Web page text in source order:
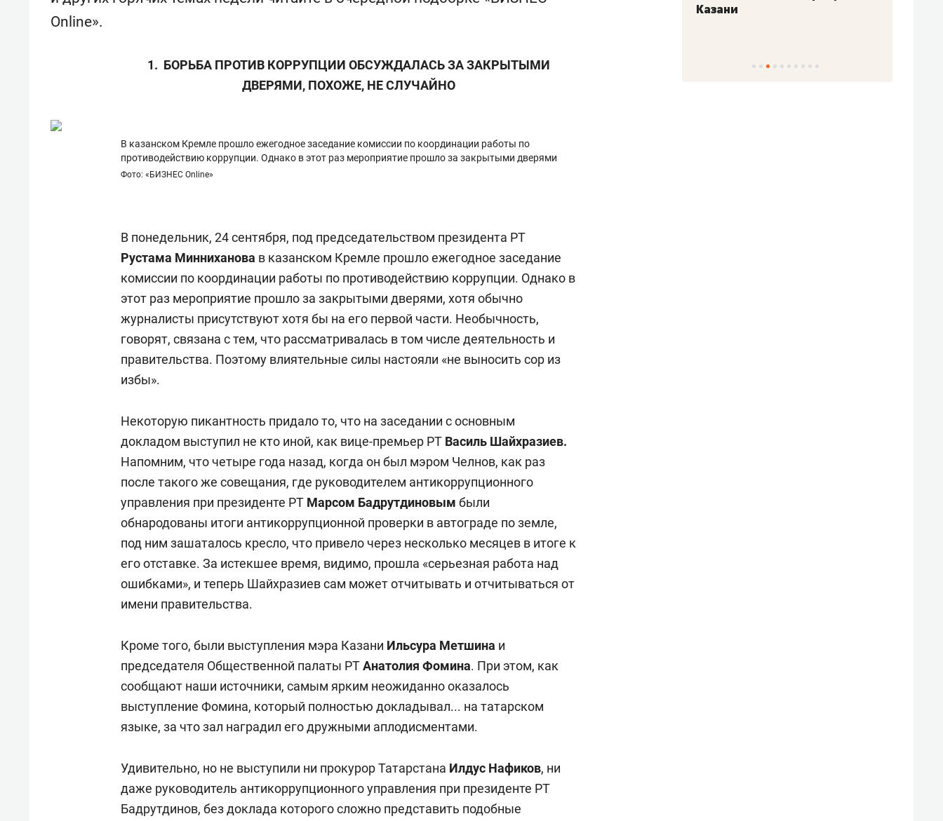
Online».
1. БОРЬБА ПРОТИВ КОРРУПЦИИ ОБСУЖДАЛАСЬ ЗА ЗАКРЫТЫМИ
ДВЕРЯМИ, ПОХОЖЕ, НЕ СЛУЧАЙНО
В казанском Кремле прошло ежегодное заседание комиссии по координации работы по
противодействию коррупции. Однако в этот раз мероприятие прошло за закрытыми дверями
Фото: «БИЗНЕС Online»
В понедельник, 24 сентября, под председательством президента РТ
Рустама Минниханова в казанском Кремле прошло ежегодное заседание
комиссии по координации работы по противодействию коррупции. Однако в
этот раз мероприятие прошло за закрытыми дверями, хотя обычно
журналисты присутствуют хотя бы на его первой части. Необычность,
говорят, связана с тем, что рассматривалась в том числе деятельность и
правительства. Поэтому влиятельные силы настояли «не выносить сор из
избы».
Некоторую пикантность придало то, что на заседании с основным
докладом выступил не кто иной, как вице-премьер РТ Василь Шайхразиев.
Напомним, что четыре года назад, когда он был мэром Челнов, как раз
после такого же совещания, где руководителем антикоррупционного
управления при президенте РТ Марсом Бадрутдиновым были
обнародованы итоги антикоррупционной проверки в автограде по земле,
под ним зашаталось кресло, что привело через несколько месяцев в итоге к
его отставке. За истекшее время, видимо, прошла «серьезная работа над
ошибками», и теперь Шайхразиев сам может отчитывать и отчитываться от
имени правительства.
Кроме того, были выступления мэра Казани Ильсура Метшина и
председателя Общественной палаты РТАнатолия Фомина. При этом, как
сообщают наши источники, самым ярким неожиданно оказалось
выступление Фомина, который полностью докладывал... на татарском
языке, за что зал наградил его дружными аплодисментами.
Удивительно, но не выступили ни прокурор Татарстана Илдус Нафиков, ни
даже руководитель антикоррупционного управления при президенте РТ
Бадрутдинов, без доклада которого сложно представить подобные
отвечают личным
имуществом!»
состоянием как основа
Казани